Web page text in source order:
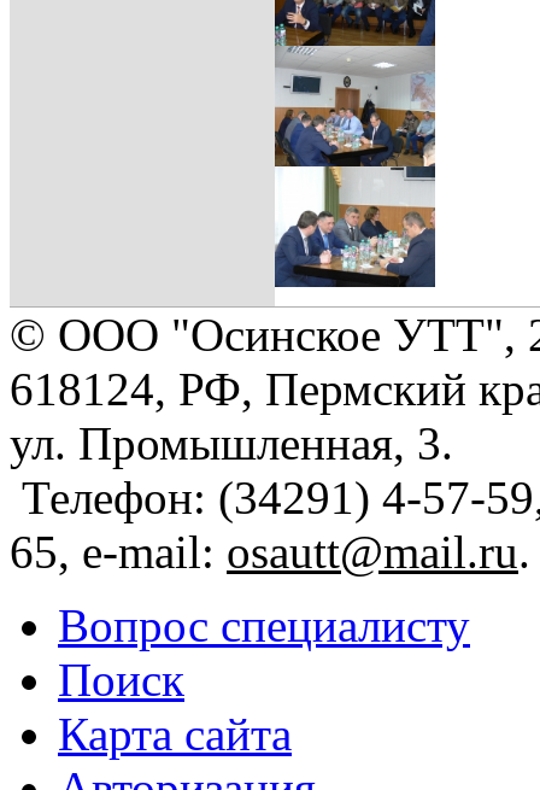
© ООО "Осинское УТТ",
618124, РФ, Пермский
ул. Промышленная, 3.
Телефон: (34291) 4-57-
65, e-mail: osautt@mail.ru.
Вопрос специалисту
Поиск
Карта сайта